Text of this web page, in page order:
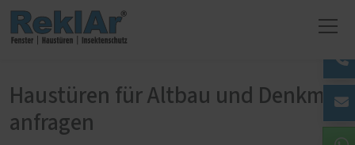
Haustüren für Altbau und Denkmal
anfragen